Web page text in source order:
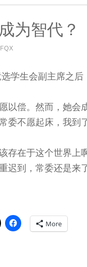
为智代？
学生会副主席之
以偿。然而，她会
委不愿起床，我到
存在于这个世界上
迟到，常委还是来了
More